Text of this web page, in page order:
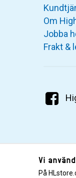
Om
Jobba
Frakt &
Vi
På